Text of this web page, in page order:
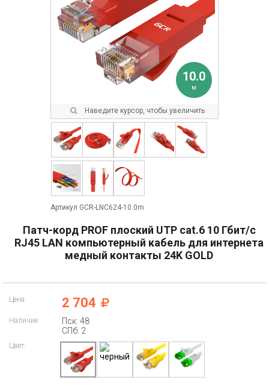
10.0
м
Наведите курсор, чтобы увеличить
Артикул GCR-LNC624-10.0m
Патч-корд PROF плоский UTP cat.6 10 Гбит/с
RJ45 LAN компьютерный кабель для интернета
медный контакты 24K GOLD
Цена: 2 704
Наличие:
Пск: 48
СПб: 2
Цвет: